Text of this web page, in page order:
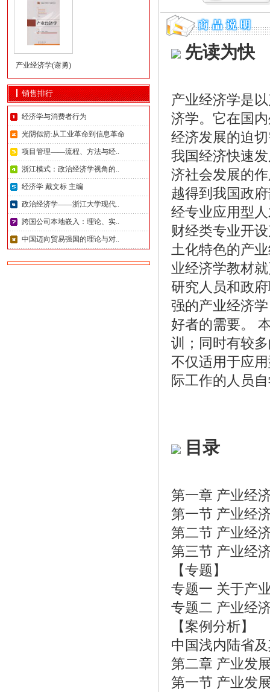
产业经济学(谢勇)
销售排行
经济学与消费者行为
光阴似箭:从工业革命到信息革命
项目管理——流程、方法与经..
浙江模式：政治经济学视角的..
经济学 戴文标 主编
政治经济学——浙江大学现代..
跨国公司本地嵌入：理论、实..
中国迈向贸易强国的理论与对..
先读为快
产业经济学是
济学。它在国
经济发展的迫
我国经济快速
济社会发展的
越得到我国政
经专业应用型
财经类专业开
土化特色的产
业经济学教材
研究人员和政
强的产业经济
好者的需要。
训；同时有较
不仅适用于应
际工作的人员
目录
第一章 产业经
第一节 产业经
第二节 产业经
第三节 产业经
【专题】
专题一 关于产
专题二 产业经
【案例分析】
中国浅内陆省
第二章 产业发
第一节 产业发